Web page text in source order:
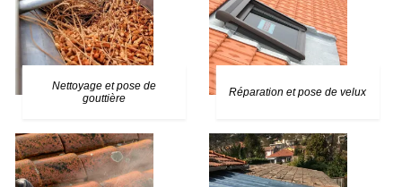
Nettoyage et pose de
gouttière
Réparation et pose de velux